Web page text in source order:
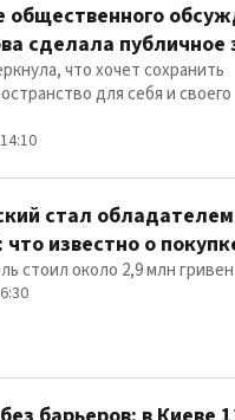
общественного
сделала публичное
что хочет сохранить
для себя и своего
стал
что известно о
стоил около 2,9 млн гривен